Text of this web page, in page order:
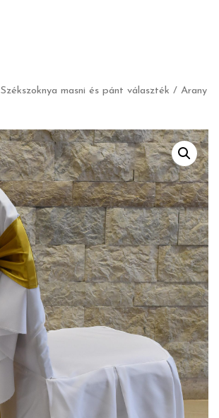
Székszoknya masni és pánt választék / Arany